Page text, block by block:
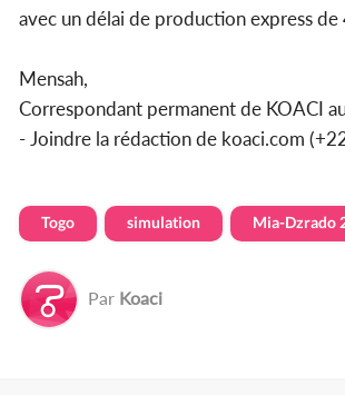
avec un délai de production express de
Mensah,
Correspondant permanent de KOACI
- Joindre la rédaction de koaci.com
Togo simulation Mia-Dzrado
Par Koaci